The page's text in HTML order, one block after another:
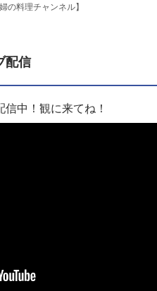
配信
中！観に来てね！